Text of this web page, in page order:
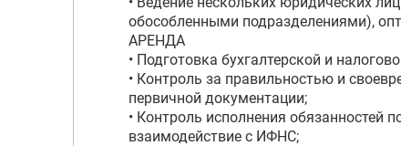
обособленными подразделениями),
АРЕНДА
• Подготовка бухгалтерской и
• Контроль за правильностью и
первичной документации;
• Контроль исполнения обязанностей
взаимодействие с ИФНС;